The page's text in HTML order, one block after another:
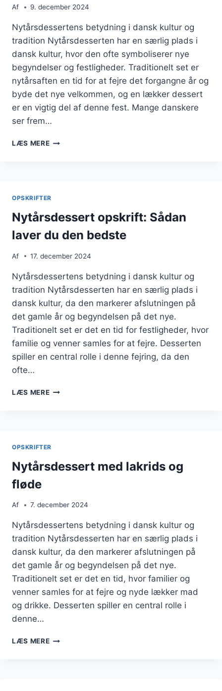
Af 9. december 2024
Nytårsdessertens betydning i dansk kultur og
tradition Nytårsdesserten har en særlig plads i
dansk kultur, hvor den ofte symboliserer nye
begyndelser og festligheder. Traditionelt set er
nytårsaften en tid for at fejre det forgangne år og
byde det nye velkommen, og en lækker dessert
er en vigtig del af denne fest. Mange danskere
ser frem…
LÆS MERENYTÅRSDESSERT
OPSKRIFTER
Nytårsdessert opskrift: Sådan
laver du den bedste
Af 17. december 2024
Nytårsdessertens betydning i dansk kultur og
tradition Nytårsdesserten har en særlig plads i
dansk kultur, da den markerer afslutningen på
det gamle år og begyndelsen på det nye.
Traditionelt set er det en tid for festligheder, hvor
familie og venner samles for at fejre. Desserten
spiller en central rolle i denne fejring, da den
ofte…
LÆS MERENYTÅRSDESSERT
OPSKRIFTER
Nytårsdessert med lakrids og
fløde
Af 7. december 2024
Nytårsdessertens betydning i dansk kultur og
tradition Nytårsdesserten har en særlig plads i
dansk kultur, da den markerer afslutningen på
det gamle år og begyndelsen på det nye.
Traditionelt set er det en tid, hvor familier og
venner samles for at fejre og nyde lækker mad
og drikke. Desserten spiller en central rolle i
denne…
LÆS MERENYTÅRSDESSERT